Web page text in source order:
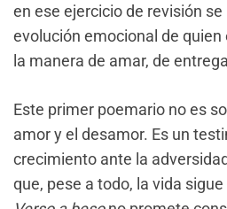
en ese ejercicio de revisión
evolución emocional de
la manera de amar, de
Este primer poemario no es
amor y el desamor. Es un
crecimiento ante la
que, pese a todo, la vida